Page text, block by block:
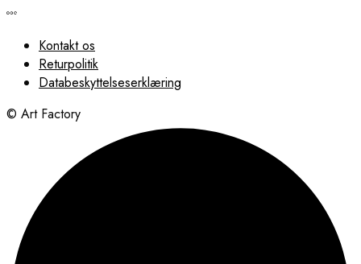
Kontakt os
Returpolitik
Databeskyttelseserklæring
© Art Factory